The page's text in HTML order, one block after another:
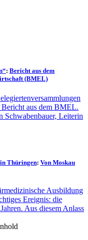
: Bericht aus dem
(BMEL)
aus dem BMEL.
Leiterin
Thüringen: Von Moskau
Ausbildung
Ereignis: die
Aus diesem Anlass